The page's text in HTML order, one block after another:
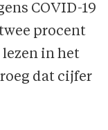
COVID-19
procent
lezen in het
dat cijfer